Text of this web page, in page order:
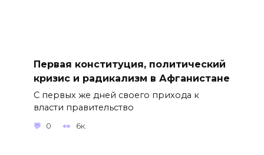
Первая конституция, политический
кризис и радикализм в Афганистане
С первых же дней своего прихода к
власти правительство
0 6к.